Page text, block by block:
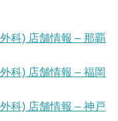
科) 店舗情報 – 那覇
科) 店舗情報 – 福岡
科) 店舗情報 – 神戸